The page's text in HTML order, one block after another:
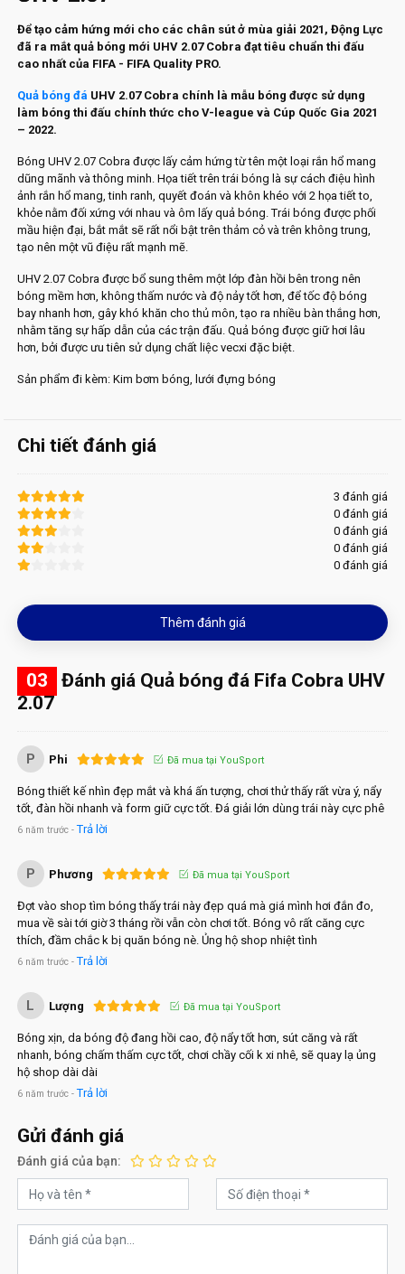
Để tạo cảm hứng mới cho các chân sút ở mùa giải 2021, Động Lực
đã ra mắt quả bóng mới UHV 2.07 Cobra đạt tiêu chuẩn thi đấu
cao nhất của FIFA - FIFA Quality PRO.
Quả bóng đá UHV 2.07 Cobra chính là mẫu bóng được sử dụng
làm bóng thi đấu chính thức cho V-league và Cúp Quốc Gia 2021
– 2022.
Bóng UHV 2.07 Cobra được lấy cảm hứng từ tên một loại rắn hổ mang
dũng mãnh và thông minh. Họa tiết trên trái bóng là sự cách điệu hình
ảnh rắn hổ mang, tinh ranh, quyết đoán và khôn khéo với 2 họa tiết to,
khỏe nằm đối xứng với nhau và ôm lấy quả bóng. Trái bóng được phối
mầu hiện đại, bắt mắt sẽ rất nổi bật trên thảm cỏ và trên không trung,
tạo nên một vũ điệu rất mạnh mẽ.
UHV 2.07 Cobra được bổ sung thêm một lớp đàn hồi bên trong nên
bóng mềm hơn, không thấm nước và độ nảy tốt hơn, để tốc độ bóng
bay nhanh hơn, gây khó khăn cho thủ môn, tạo ra nhiều bàn thắng hơn,
nhằm tăng sự hấp dẫn của các trận đấu. Quả bóng được giữ hơi lâu
hơn, bởi được ưu tiên sử dụng chất liệc vecxi đặc biệt.
Sản phẩm đi kèm: Kim bơm bóng, lưới đựng bóng
03
Đánh giá Quả bóng đá Fifa Cobra UHV
2.07
P Phi Đã mua tại YouSport
Bóng thiết kế nhìn đẹp mắt và khá ấn tượng, chơi thử thấy rất vừa ý, nẩy
tốt, đàn hồi nhanh và form giữ cực tốt. Đá giải lớn dùng trái này cực phê
6 năm trước -Trả lời
P Phương Đã mua tại YouSport
Đợt vào shop tìm bóng thấy trái này đẹp quá mà giá mình hơi đắn đo,
mua về sài tới giờ 3 tháng rồi vẫn còn chơi tốt. Bóng vô rất căng cực
thích, đầm chắc k bị quăn bóng nè. Ủng hộ shop nhiệt tình
6 năm trước -Trả lời
L Lượng Đã mua tại YouSport
Bóng xịn, da bóng độ đang hồi cao, độ nẩy tốt hơn, sút căng và rất
nhanh, bóng chấm thấm cực tốt, chơi chầy cối k xi nhê, sẽ quay lạ ủng
hộ shop dài dài
6 năm trước -Trả lời
Gửi đánh giá
Đánh giá của bạn:
Chi tiết đánh giá
3 đánh giá
0 đánh giá
0 đánh giá
0 đánh giá
0 đánh giá
Thêm đánh giá